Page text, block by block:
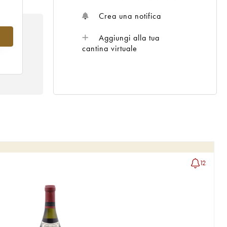
Crea una notifica
Aggiungi alla tua
cantina virtuale
12